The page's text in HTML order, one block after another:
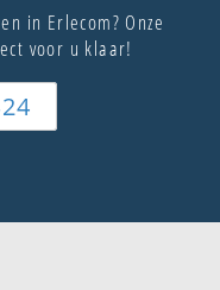
in Erlecom? Onze
voor u klaar!